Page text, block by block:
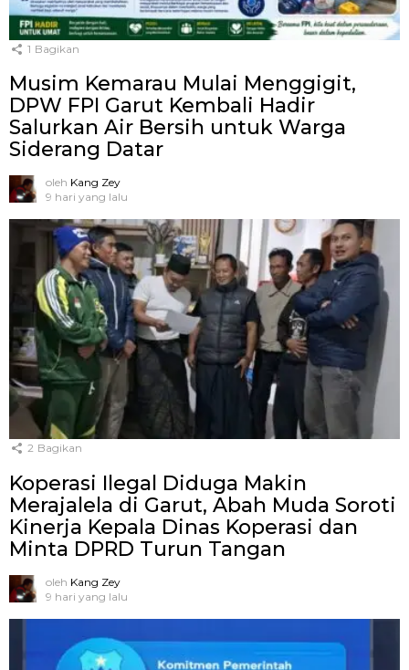
1 Bagikan
Musim Kemarau Mulai Menggigit,
DPW FPI Garut Kembali Hadir
Salurkan Air Bersih untuk Warga
Siderang Datar
oleh Kang Zey
9 hari yang lalu
2 Bagikan
Koperasi Ilegal Diduga Makin
Merajalela di Garut, Abah Muda Soroti
Kinerja Kepala Dinas Koperasi dan
Minta DPRD Turun Tangan
oleh Kang Zey
9 hari yang lalu